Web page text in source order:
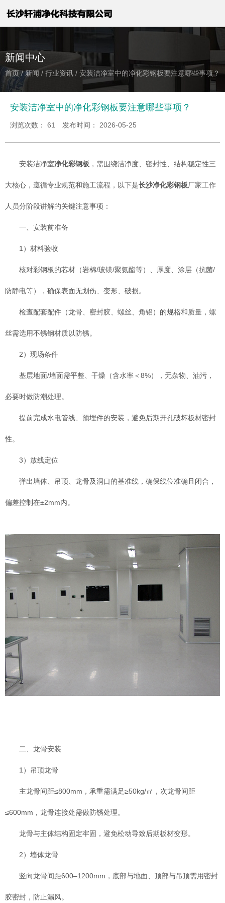
新闻中心
首页/新闻 / 行业资讯 / 安装洁净室中的净化彩钢板要注意哪些事项？
安装洁净室中的净化彩钢板要注意哪些事项？
浏览次数： 61 发布时间： 2026-05-25
安装洁净室净化彩钢板 ，需围绕洁净度、密封性、结构稳定性三
大核心，遵循专业规范和施工流程，以下是长沙净化彩钢板厂家工作
人员分阶段讲解的关键注意事项：
一、安装前准备
1）材料验收
核对彩钢板的芯材（岩棉/玻镁/聚氨酯等）、厚度、涂层（抗菌/
防静电等），确保表面无划伤、变形、破损。
检查配套配件（龙骨、密封胶、螺丝、角铝）的规格和质量，螺
丝需选用不锈钢材质以防锈。
2）现场条件
基层地面/墙面需平整、干燥（含水率＜8%），无杂物、油污，
必要时做防潮处理。
提前完成水电管线、预埋件的安装，避免后期开孔破坏板材密封
性。
3）放线定位
弹出墙体、吊顶、龙骨及洞口的基准线，确保线位准确且闭合，
偏差控制在±2mm内。
二、龙骨安装
1）吊顶龙骨
主龙骨间距≤800mm，承重需满足≥50kg/㎡，次龙骨间距
≤600mm，龙骨连接处需做防锈处理。
龙骨与主体结构固定牢固，避免松动导致后期板材变形。
2）墙体龙骨
竖向龙骨间距600–1200mm，底部与地面、顶部与吊顶需用密封
胶密封，防止漏风。